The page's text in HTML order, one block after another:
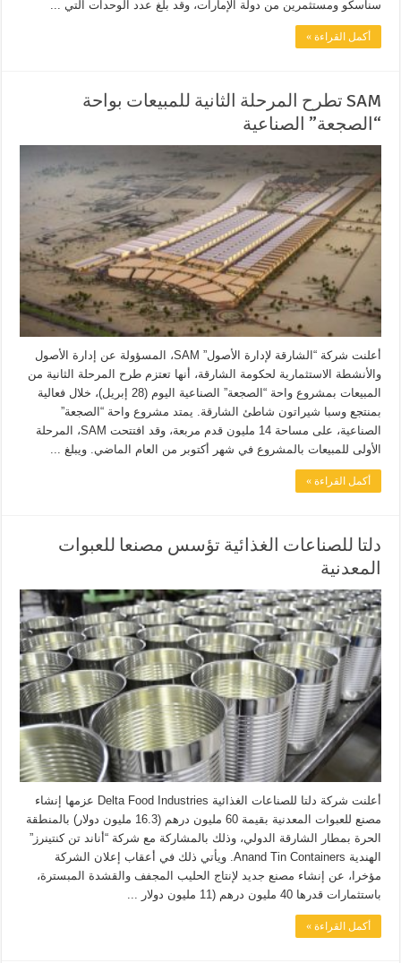
سناسكو ومستثمرين من دولة الإمارات، وقد بلغ عدد الوحدات التي ...
أكمل القراءة »
SAM تطرح المرحلة الثانية للمبيعات بواحة
“الصجعة” الصناعية
أعلنت شركة “الشارقة لإدارة الأصول” SAM، المسؤولة عن إدارة الأصول
والأنشطة الاستثمارية لحكومة الشارقة، أنها تعتزم طرح المرحلة الثانية من
المبيعات بمشروع واحة “الصجعة” الصناعية اليوم (28 إبريل)، خلال فعالية
بمنتجع وسبا شيراتون شاطئ الشارقة. يمتد مشروع واحة “الصجعة”
الصناعية، على مساحة 14 مليون قدم مربعة، وقد افتتحت SAM، المرحلة
الأولى للمبيعات بالمشروع في شهر أكتوبر من العام الماضي. ويبلغ ...
أكمل القراءة »
دلتا للصناعات الغذائية تؤسس مصنعا للعبوات
المعدنية
أعلنت شركة دلتا للصناعات الغذائية Delta Food Industries عزمها إنشاء
مصنع للعبوات المعدنية بقيمة 60 مليون درهم (16.3 مليون دولار) بالمنطقة
الحرة بمطار الشارقة الدولي، وذلك بالمشاركة مع شركة “أناند تن كنتينرز”
الهندية Anand Tin Containers. ويأتي ذلك في أعقاب إعلان الشركة
مؤخرا، عن إنشاء مصنع جديد لإنتاج الحليب المجفف والقشدة المبسترة،
باستثمارات قدرها 40 مليون درهم (11 مليون دولار ...
أكمل القراءة »